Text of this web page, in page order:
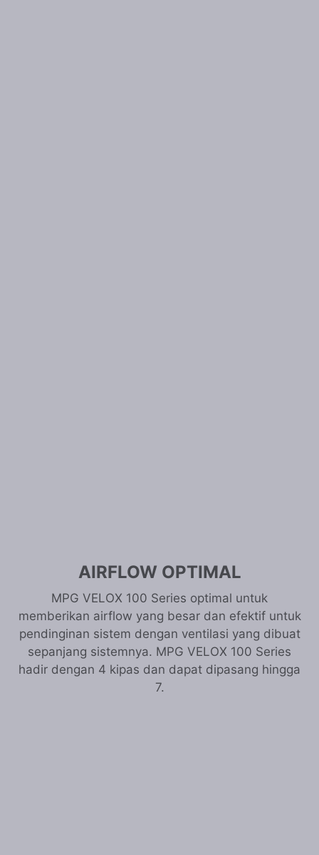
AIRFLOW OPTIMAL
MPG VELOX 100 Series optimal untuk
memberikan airflow yang besar dan efektif untuk
pendinginan sistem dengan ventilasi yang dibuat
sepanjang sistemnya. MPG VELOX 100 Series
hadir dengan 4 kipas dan dapat dipasang hingga
7.